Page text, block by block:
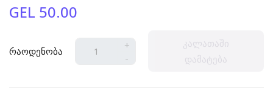
GEL 50.00
რაოდენობა
+
-
კალათაში
დამატება